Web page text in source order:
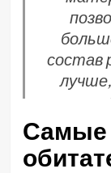
состав
Самые